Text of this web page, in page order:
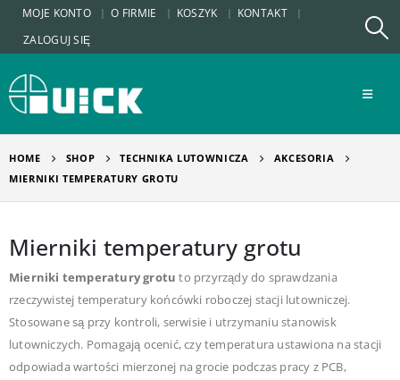
MOJE KONTO O FIRMIE KOSZYK
KONTAKT
ZALOGUJ SIĘ
HOME SHOP TECHNIKA LUTOWNICZA
AKCESORIA
MIERNIKI TEMPERATURY GROTU
Mierniki temperatury grotu
Mierniki temperatury grotu to przyrządy do sprawdzania
rzeczywistej temperatury końcówki roboczej stacji lutowniczej.
Stosowane są przy kontroli, serwisie i utrzymaniu stanowisk
lutowniczych. Pomagają ocenić, czy temperatura ustawiona na stacji
odpowiada wartości mierzonej na grocie podczas pracy z PCB,